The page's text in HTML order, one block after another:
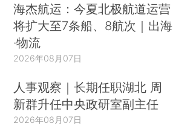
海杰航运：今夏北极航道运营
将扩大至7条船、8航次｜出海
·物流
2026年08月07日
人事观察｜长期任职湖北 周
新群升任中央政研室副主任
2026年08月07日